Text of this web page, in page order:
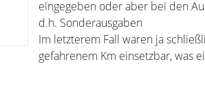
eingegeben oder aber bei den
d.h. Sonderausgaben
Im letzterem Fall wären ja
gefahrenem Km einsetzbar, was